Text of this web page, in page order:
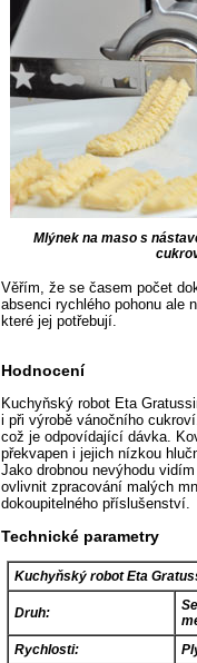
Mlýnek na maso s
Věřím, že se časem počet
absenci rychlého pohonu ale
které jej potřebují.
Hodnocení
Kuchyňský robot Eta
i při výrobě vánočního
což je odpovídající dávka.
překvapen i jejich nízkou
Jako drobnou nevýhodu
ovlivnit zpracování malých
dokoupitelného příslušenství.
Technické parametry
Kuchyňský robot Eta
Druh:
Rychlosti: